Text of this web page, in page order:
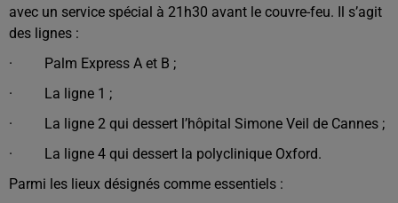
avec un service spécial à 21h30 avant le couvre-feu. Il s’agit
des lignes :
· Palm Express A et B ;
· La ligne 1 ;
· La ligne 2 qui dessert l’hôpital Simone Veil de Cannes ;
· La ligne 4 qui dessert la polyclinique Oxford.
Parmi les lieux désignés comme essentiels :